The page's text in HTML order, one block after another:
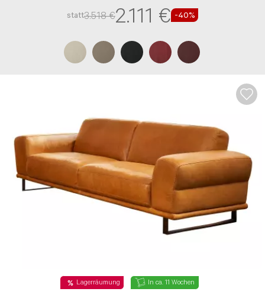
statt3.518 €2.111 € -40%
Lagerräumung In ca. 11 Wochen